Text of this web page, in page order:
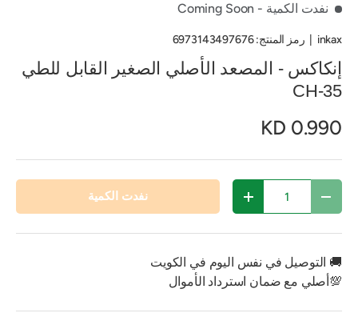
نفدت الكمية - Coming Soon
inkax رمز المنتج: 6973143497676
إنكاكس - المصعد الأصلي الصغير القابل للطي
CH-35
0.990 KD
تقليل الكمية زيادة الكمية نفدت الكمية
🚚 التوصيل في نفس اليوم في الكويت
💯أصلي مع ضمان استرداد الأموال